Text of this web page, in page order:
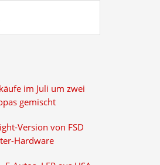
im Juli um zwei
gemischt
Version von FSD
Hardware